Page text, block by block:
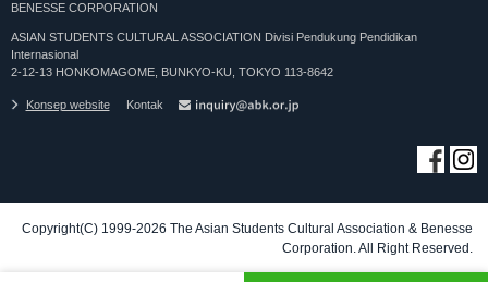
BENESSE CORPORATION
ASIAN STUDENTS CULTURAL ASSOCIATION Divisi Pendukung Pendidikan
Internasional
2-12-13 HONKOMAGOME, BUNKYO-KU, TOKYO 113-8642
Konsep website Kontak
Copyright(C) 1999-2026 The Asian Students Cultural Association & Benesse
Corporation. All Right Reserved.